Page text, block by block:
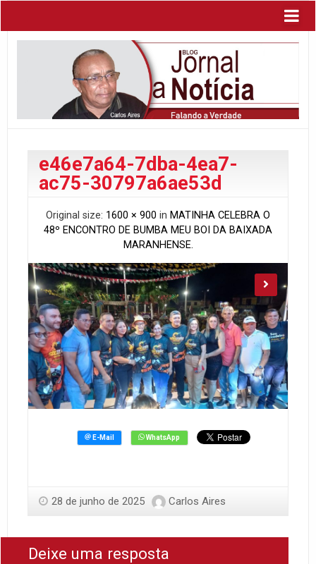
e46e7a64-7dba-4ea7-
ac75-30797a6ae53d
Original size: 1600 × 900 in MATINHA CELEBRA O
48º ENCONTRO DE BUMBA MEU BOI DA BAIXADA
MARANHENSE.
28 de junho de 2025 Carlos Aires
Deixe uma resposta